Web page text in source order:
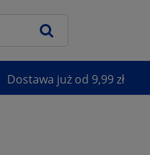
Dostawa już od 9,99 zł